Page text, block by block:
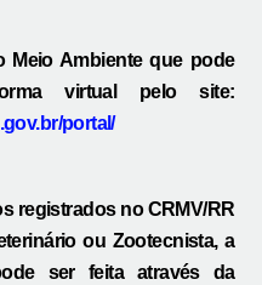
Meio Ambiente que pode
virtual pelo site:
portal/
registrados no CRMV/RR
ou Zootecnista, a
ser feita através da